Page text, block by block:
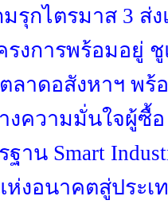
รุกไตรมาส 3 ส่
รงการพร้อมอยู่
ตลาดอสังหาฯ พ
างความมั่นใจผู้ซื้อ
าน Smart
งอนาคตสู่ประเ